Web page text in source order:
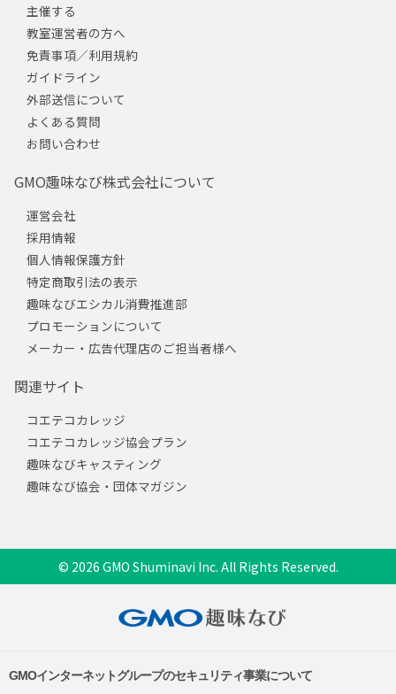
主催する
教室運営者の方へ
免責事項／利用規約
ガイドライン
外部送信について
よくある質問
お問い合わせ
GMO趣味なび株式会社について
運営会社
採用情報
個人情報保護方針
特定商取引法の表示
趣味なびエシカル消費推進部
プロモーションについて
メーカー・広告代理店のご担当者様へ
関連サイト
コエテコカレッジ
コエテコカレッジ協会プラン
趣味なびキャスティング
趣味なび協会・団体マガジン
© 2026 GMO Shuminavi Inc. All Rights Reserved.